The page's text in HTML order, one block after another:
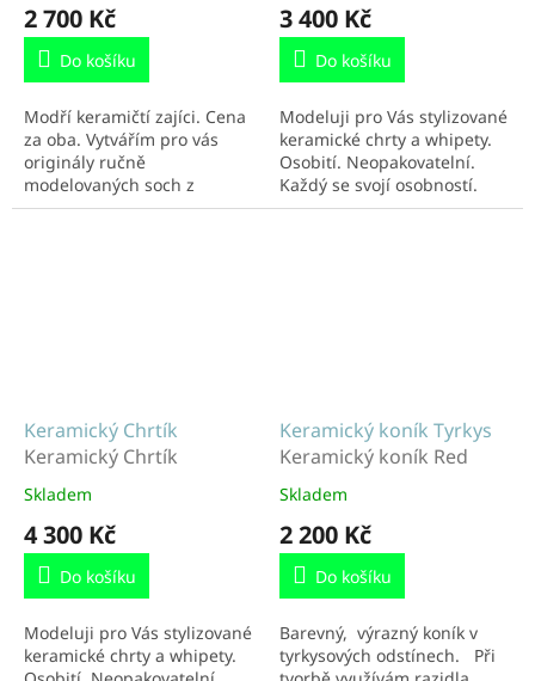
2 700 Kč
Do košíku
Modří keramičtí zajíci. Cena
za oba. Vytvářím pro vás
originály ručně
modelovaných soch z
keramické hlíny. Keramika je
3 400 Kč
Do košíku
Modeluji pro Vás stylizované
keramické chrty a whipety.
Osobití. Neopakovatelní.
Každý se svojí osobností.
Většinou i na zakázku. Také
Keramický Chrtík
Keramický Chrtík
Skladem
4 300 Kč
Do košíku
Modeluji pro Vás stylizované
keramické chrty a whipety.
Keramický koník Tyrkys
Keramický koník Red
Skladem
2 200 Kč
Do košíku
Barevný, výrazný koník v
tyrkysových odstínech. Při